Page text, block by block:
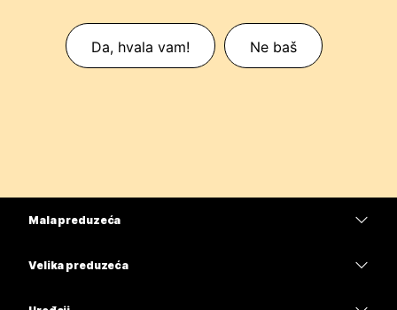
Da, hvala vam! Ne baš
Mala preduzeća
Velika preduzeća